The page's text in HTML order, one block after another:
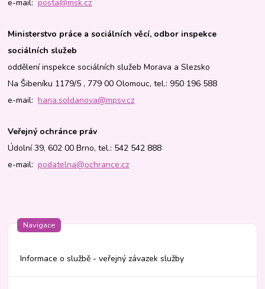
e-mail:posta@msk.cz
Ministerstvo práce a sociálních věcí, odbor inspekce
sociálních služeb
oddělení inspekce sociálních služeb Morava a Slezsko
Na Šibeníku 1179/5 , 779 00 Olomouc, tel.: 950 196 588
e-mail:hana.soldanova@mpsv.cz
Veřejný ochránce práv
Údolní 39, 602 00 Brno, tel.: 542 542 888
e-mail:podatelna@ochrance.cz
Navigace
Informace o službě - veřejný závazek služby